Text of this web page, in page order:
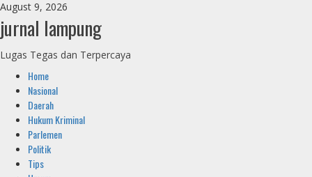
Skip
to
content
August 9, 2026
jurnal lampung
Lugas Tegas dan Terpercaya
Primary
Menu
Home
Nasional
Daerah
Hukum Kriminal
Parlemen
Politik
Tips